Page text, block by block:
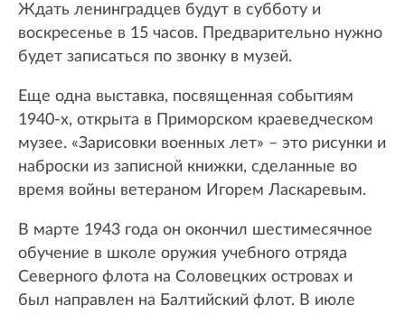
Ждать ленинградцев будут в субботу и
воскресенье в 15 часов. Предварительно нужно
будет записаться по звонку в музей.
Еще одна выставка, посвященная событиям
1940-х, открыта в Приморском краеведческом
музее. «Зарисовки военных лет» – это рисунки и
наброски из записной книжки, сделанные во
время войны ветераном Игорем Ласкаревым.
В марте 1943 года он окончил шестимесячное
обучение в школе оружия учебного отряда
Северного флота на Соловецких островах и
был направлен на Балтийский флот. В июле